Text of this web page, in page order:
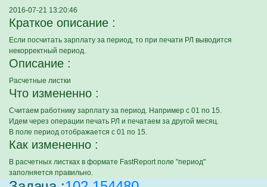
2016-07-21 13:20:46
Краткое описание :
Если посчитать зарплату за период, то при печати РЛ выводится
некорректный период.
Описание :
Расчетные листки
Что измененно :
Считаем работнику зарплату за период. Например с 01 по 15.
Идем через операции печать РЛ и печатаем за другой месяц.
В поле период отображается с 01 по 15.
Как измененно :
В расчетных листках в формате FastReport поле "период"
заполняется правильно.